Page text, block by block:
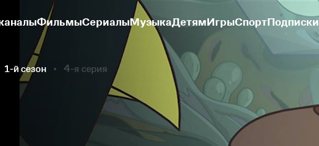
ФильмыСериалыМузыкаДетямИгрыСпортПодписки
1-й сезон 4-я серия